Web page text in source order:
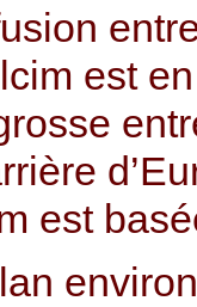
est
est